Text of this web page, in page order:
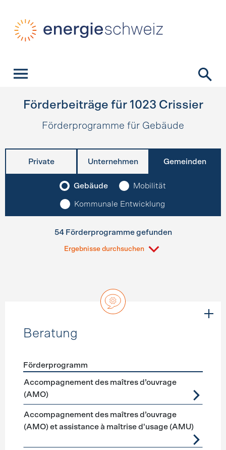
Förderbeiträge für 1023 Crissier
Förderprogramme für Gebäude
Private Unternehmen Gemeinden
Gebäude Mobilität
Kommunale Entwicklung
54 Förderprogramme gefunden
Ergebnisse durchsuchen
Beratung
Förderprogramme Beratung
Förderprogramm
Accompagnement des maîtres d’ouvrage
(AMO)
Accompagnement des maîtres d’ouvrage
(AMO) et assistance à maîtrise d'usage (AMU)